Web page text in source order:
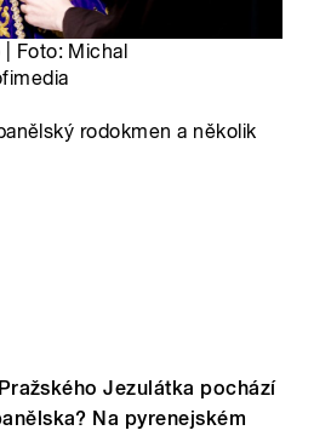
| Foto: Michal
rodokmen a několik
Jezulátka pochází
Na pyrenejském